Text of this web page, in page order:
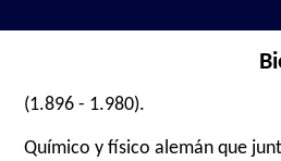
(1.896 - 1.980).
Químico y físico alemán que